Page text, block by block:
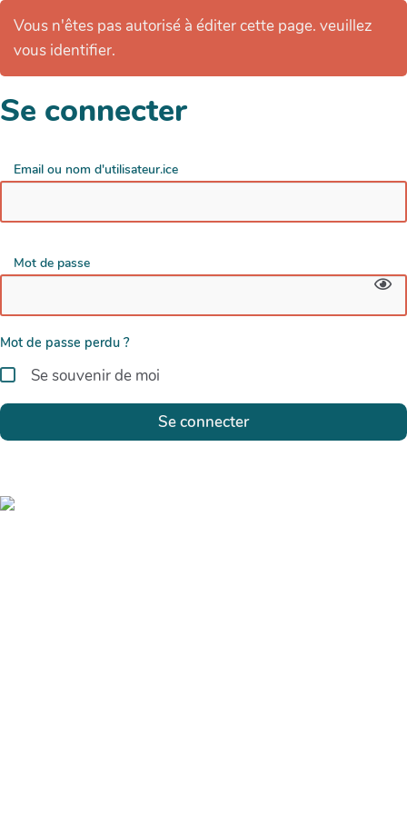
Vous n'êtes pas autorisé à éditer cette page. veuillez
vous identifier.
Se connecter
Email ou nom d'utilisateur.ice
Mot de passe
Mot de passe perdu ?
Se souvenir de moi
Se connecter